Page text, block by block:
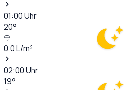
01:00Uhr
20°
0,0L/m²
02:00Uhr
19°